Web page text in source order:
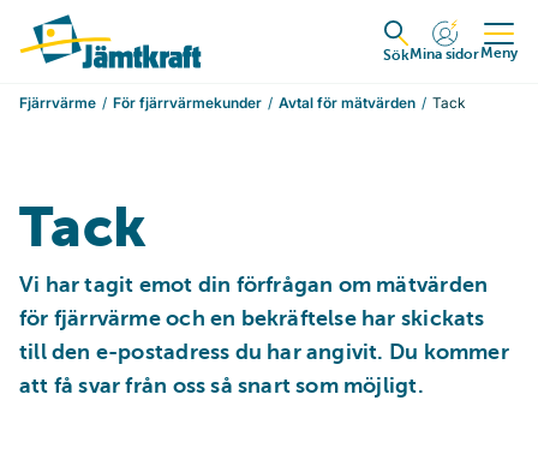
Hoppa till innehåll
Till startsidan
Expandera
SökMina sidorMeny
Fjärrvärme För fjärrvärmekunder Avtal för mätvärden Tack
Tack
Vi har tagit emot din förfrågan om mätvärden
för fjärrvärme och en bekräftelse har skickats
till den e-postadress du har angivit. Du kommer
att få svar från oss så snart som möjligt.